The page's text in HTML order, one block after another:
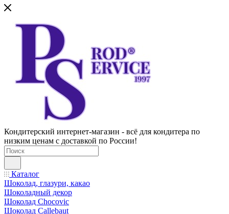
Кондитерский интернет-магазин - всё для кондитера по
низким ценам с доставкой по России!
Каталог
Шоколад, глазури, какао
Шоколадный декор
Шоколад Chocovic
Шоколад Callebaut